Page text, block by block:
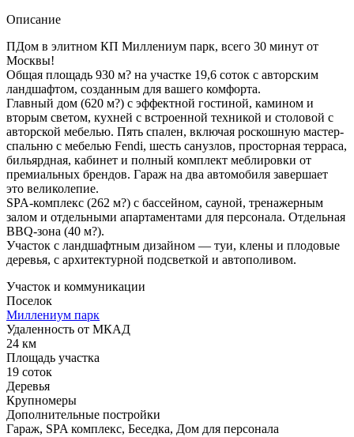
Описание
ПДом в элитном КП Миллениум парк, всего 30 минут от
Москвы!
Общая площадь 930 м? на участке 19,6 соток с авторским
ландшафтом, созданным для вашего комфорта.
Главный дом (620 м?) с эффектной гостиной, камином и
вторым светом, кухней с встроенной техникой и столовой с
авторской мебелью. Пять спален, включая роскошную мастер-
спальню с мебелью Fendi, шесть санузлов, просторная терраса,
бильярдная, кабинет и полный комплект меблировки от
премиальных брендов. Гараж на два автомобиля завершает
это великолепие.
SPA-комплекс (262 м?) с бассейном, сауной, тренажерным
залом и отдельными апартаментами для персонала. Отдельная
BBQ-зона (40 м?).
Участок с ландшафтным дизайном — туи, клены и плодовые
деревья, с архитектурной подсветкой и автополивом.
Участок и коммуникации
Поселок
Миллениум парк
Удаленность от МКАД
24 км
Площадь участка
19 соток
Деревья
Крупномеры
Дополнительные постройки
Гараж, SPA комплекс, Беседка, Дом для персонала